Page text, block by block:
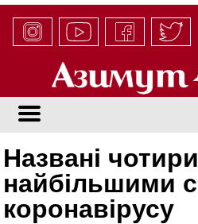
Названі
найбільшими
коронавірусу